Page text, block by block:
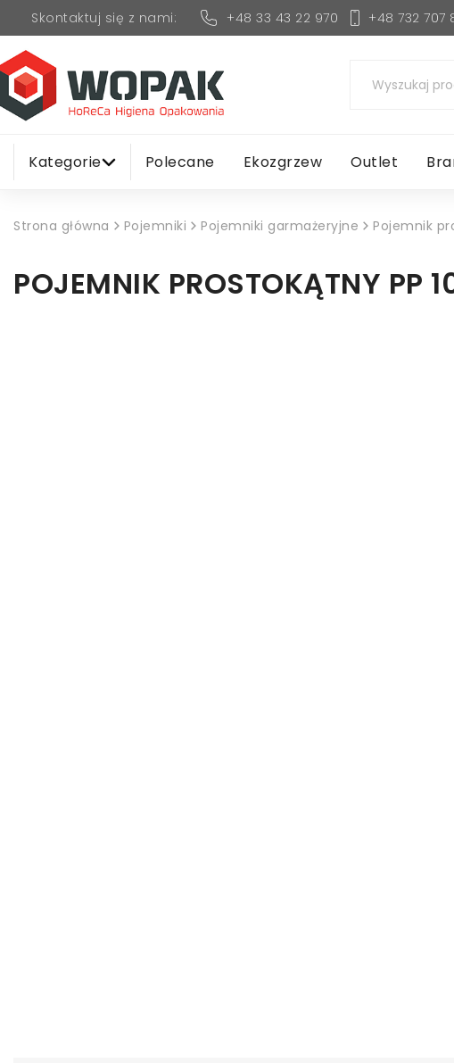
Skontaktuj się z nami: +48 33 43 22 970 +48 732 707
Kategorie Polecane Ekozgrzew Outlet
Strona główna Pojemniki Pojemniki garmażeryjne Pojemnik
POJEMNIK PROSTOKĄTNY